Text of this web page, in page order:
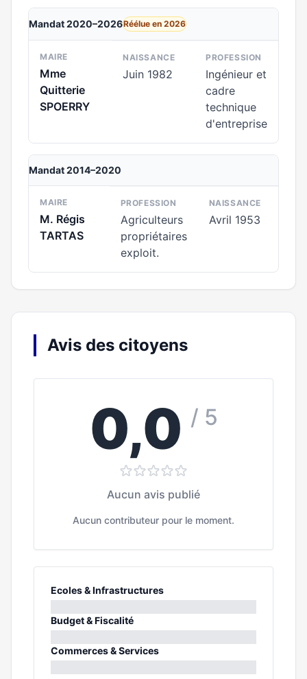
Mandat 2020–2026Réélue en 2026
MAIRE
Mme
Quitterie
SPOERRY
NAISSANCE
Juin 1982
PROFESSION
Ingénieur et
cadre
technique
d'entreprise
Mandat 2014–2020
MAIRE
M. Régis
TARTAS
PROFESSION
Agriculteurs
propriétaires
exploit.
NAISSANCE
Avril 1953
Avis des citoyens
0,0 / 5
Aucun avis publié
Aucun contributeur pour le moment.
Ecoles & Infrastructures
0%
Budget & Fiscalité
0%
Commerces & Services